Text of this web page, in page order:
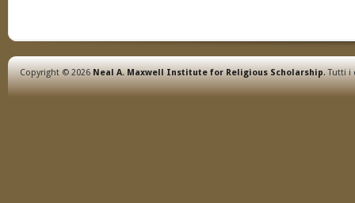
Copyright © 2026Neal A. Maxwell Institute for Religious Scholarship. Tutti i